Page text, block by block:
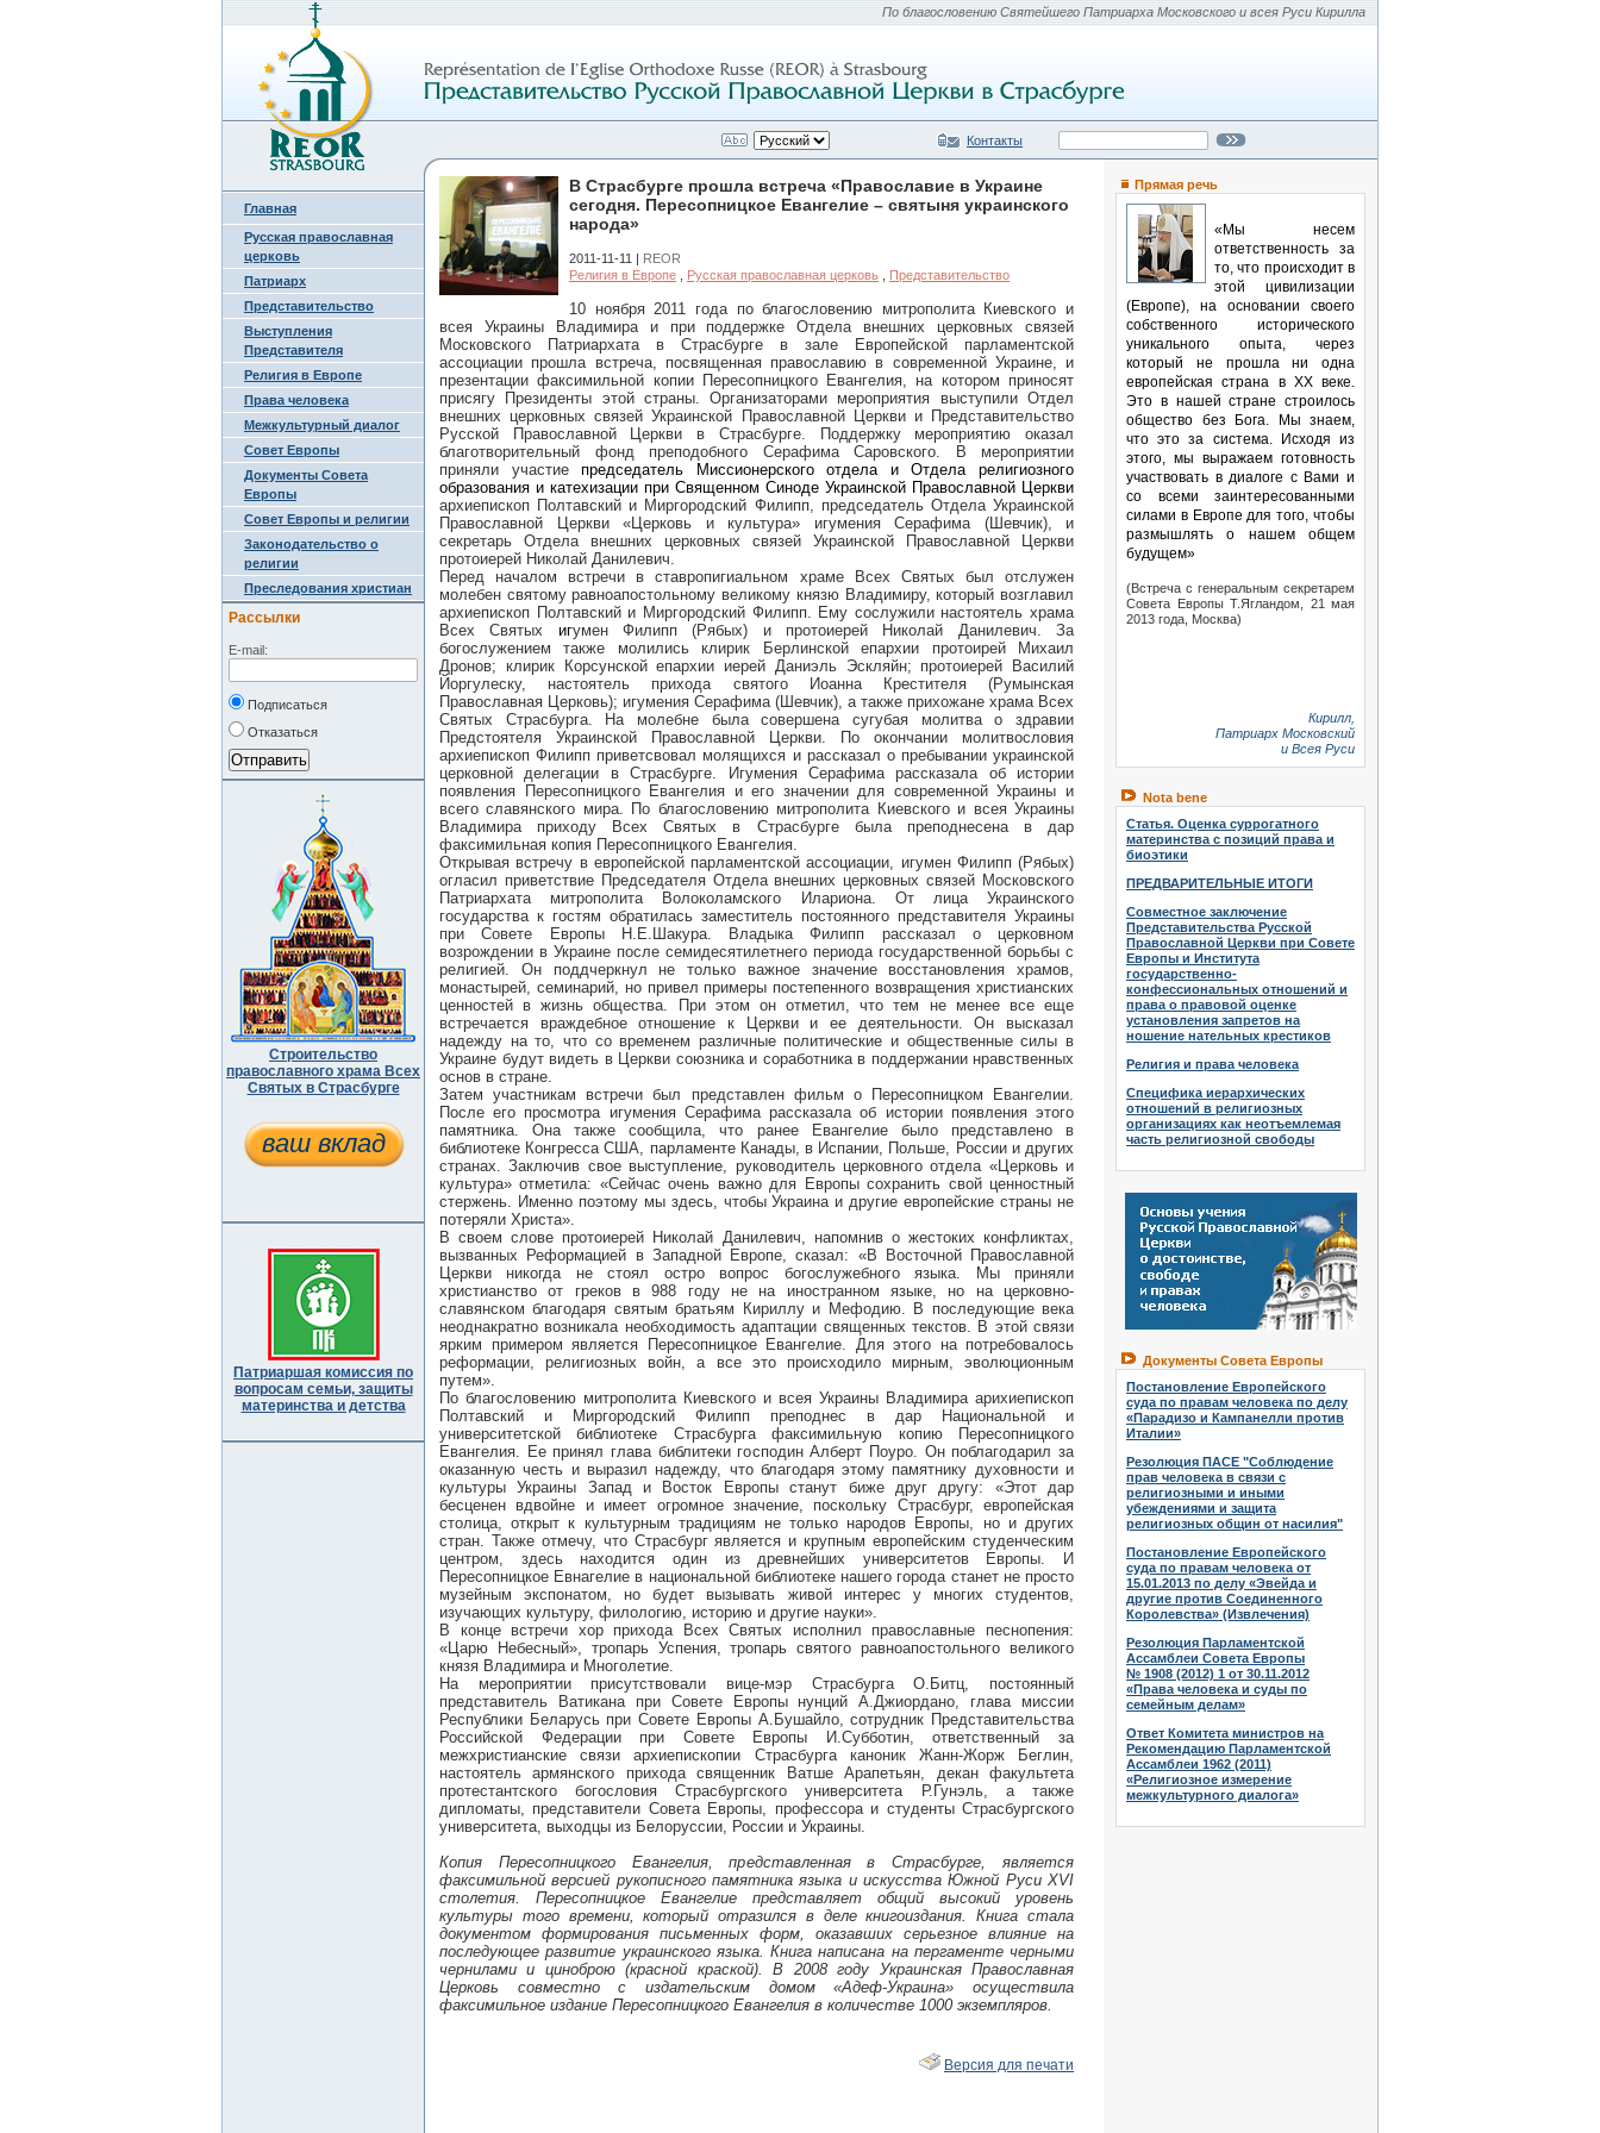
По благословению Святейшего Патриарха Московского и всея Руси Кирилла
Контакты
Главная
Русская православная
церковь
Патриарх
Представительство
Выступления
Представителя
Религия в Европе
Права человека
Межкультурный диалог
Совет Европы
Документы Совета
Европы
Совет Европы и религии
Законодательство о
религии
Преследования христиан
Рассылки
E-mail:
Подписаться
Отказаться
Строительство
православного храма Всех
Святых в Страсбурге
ваш вклад
Патриаршая комиссия по
вопросам семьи, защиты
материнства и детства
В Страсбурге прошла встреча «Православие в Украине
сегодня. Пересопницкое Евангелие – святыня украинского
народа»
2011-11-11 | REOR
Религия в Европе
Русская православная церковь Представительство
10 ноября 2011 года по благословению митрополита Киевского и
всея Украины Владимира и при поддержке Отдела внешних церковных связей
Московского Патриархата в Страсбурге в зале Европейской парламентской
ассоциации прошла встреча, посвященная православию в современной Украине, и
презентации факсимильной копии Пересопницкого Евангелия, на котором приносят
присягу Президенты этой страны. Организаторами мероприятия выступили Отдел
внешних церковных связей Украинской Православной Церкви и Представительство
Русской Православной Церкви в Страсбурге. Поддержку мероприятию оказал
благотворительный фонд преподобного Серафима Саровского. В мероприятии
приняли участиепредседатель Миссионерского отдела и Отдела религиозного
образования и катехизации при Священном Синоде Украинской Православной Церкви
архиепископ Полтавский и Миргородский Филипп, председатель Отдела Украинской
Православной Церкви «Церковь и культура» игумения Серафима (Шевчик), и
секретарь Отдела внешних церковных связей Украинской Православной Церкви
протоиерей Николай Данилевич.
Перед началом встречи в ставропигиальном храме Всех Святых был отслужен
молебен святому равноапостольному великому князю Владимиру, который возглавил
архиепископ Полтавский и Миргородский Филипп. Ему сослужили настоятель храма
Всех Святых игумен Филипп (Рябых) и протоиерей Николай Данилевич. За
богослужением также молились клирик Берлинской епархии протоирей Михаил
Дронов; клирик Корсунской епархии иерей Даниэль Эскляйн; протоиерей Василий
Йоргулеску, настоятель прихода святого Иоанна Крестителя (Румынская
Православная Церковь); игумения Серафима (Шевчик), а также прихожане храма Всех
Святых Страсбурга. На молебне была совершена сугубая молитва о здравии
Предстоятеля Украинской Православной Церкви. По окончании молитвословия
архиепископ Филипп приветсвовал молящихся и рассказал о пребывании украинской
церковной делегации в Страсбурге. Игумения Серафима рассказала об истории
появления Пересопницкого Евангелия и его значении для современной Украины и
всего славянского мира. По благословению митрополита Киевского и всея Украины
Владимира приходу Всех Святых в Страсбурге была преподнесена в дар
факсимильная копия Пересопницкого Евангелия.
Открывая встречу в европейской парламентской ассоциации, игумен Филипп (Рябых)
огласил приветствие Председателя Отдела внешних церковных связей Московского
Патриархата митрополита Волоколамского Илариона. От лица Украинского
государства к гостям обратилась заместитель постоянного представителя Украины
при Совете Европы Н.Е.Шакура. Владыка Филипп рассказал о церковном
возрождении в Украине после семидесятилетнего периода государственной борьбы с
религией. Он поддчеркнул не только важное значение восстановления храмов,
монастырей, семинарий, но привел примеры постепенного возвращения христианских
ценностей в жизнь общества. При этом он отметил, что тем не менее все еще
встречается враждебное отношение к Церкви и ее деятельности. Он высказал
надежду на то, что со временем различные политические и общественные силы в
Украине будут видеть в Церкви союзника и соработника в поддержании нравственных
основ в стране.
Затем участникам встречи был представлен фильм о Пересопницком Евангелии.
После его просмотра игумения Серафима рассказала об истории появления этого
памятника. Она также сообщила, что ранее Евангелие было представлено в
библиотеке Конгресса США, парламенте Канады, в Испании, Польше, России и других
странах. Заключив свое выступление, руководитель церковного отдела «Церковь и
культура» отметила: «Сейчас очень важно для Европы сохранить свой ценностный
стержень. Именно поэтому мы здесь, чтобы Украина и другие европейские страны не
потеряли Христа».
В своем слове протоиерей Николай Данилевич, напомнив о жестоких конфликтах,
вызванных Реформацией в Западной Европе, сказал: «В Восточной Православной
Церкви никогда не стоял остро вопрос богослужебного языка. Мы приняли
христианство от греков в 988 году не на иностранном языке, но на церковно-
славянском благодаря святым братьям Кириллу и Мефодию. В последующие века
неоднакратно возникала необходимость адаптации священных текстов. В этой связи
ярким примером является Пересопницкое Евангелие. Для этого на потребовалось
реформации, религиозных войн, а все это происходило мирным, эволюционным
путем».
По благословению митрополита Киевского и всея Украины Владимира арихиепископ
Полтавский и Миргородский Филипп преподнес в дар Национальной и
университетской библиотеке Страсбурга факсимильную копию Пересопницкого
Евангелия. Ее принял глава библитеки господин Алберт Поуро. Он поблагодарил за
оказанную честь и выразил надежду, что благодаря этому памятнику духовности и
культуры Украины Запад и Восток Европы станут биже друг другу: «Этот дар
бесценен вдвойне и имеет огромное значение, поскольку Страсбург, европейская
столица, открыт к культурным традициям не только народов Европы, но и других
стран. Также отмечу, что Страсбург является и крупным европейским студенческим
центром, здесь находится один из древнейших университетов Европы. И
Пересопницкое Евнагелие в национальной библиотеке нашего города станет не просто
музейным экспонатом, но будет вызывать живой интерес у многих студентов,
изучающих культуру, филологию, историю и другие науки».
В конце встречи хор прихода Всех Святых исполнил православные песнопения:
«Царю Небесный», тропарь Успения, тропарь святого равноапостольного великого
князя Владимира и Многолетие.
На мероприятии присутствовали вице-мэр Страсбурга О.Битц, постоянный
представитель Ватикана при Совете Европы нунций А.Джиордано, глава миссии
Республики Беларусь при Совете Европы А.Бушайло, сотрудник Представительства
Российской Федерации при Совете Европы И.Субботин, ответственный за
межхристианские связи архиепископии Страсбурга каноник Жанн-Жорж Беглин,
настоятель армянского прихода священник Ватше Арапетьян, декан факультета
протестантского богословия Страсбургского университета Р.Гунэль, а также
дипломаты, представители Совета Европы, профессора и студенты Страсбургского
университета, выходцы из Белоруссии, России и Украины.
Копия Пересопницкого Евангелия, представленная в Страсбурге, является
факсимильной версией рукописного памятника языка и искусства Южной Руси XVI
столетия. Пересопницкое Евангелие представляет общий высокий уровень
культуры того времени, который отразился в деле книгоиздания. Книга стала
документом формирования письменных форм, оказавших серьезное влияние на
последующее развитие украинского языка. Книга написана на пергаменте черными
чернилами и циноброю (красной краской). В 2008 году Украинская Православная
Церковь совместно с издательским домом «Адеф-Украина» осуществила
факсимильное издание Пересопницкого Евангелия в количестве 1000 экземпляров.
Версия для печати
Прямая речь
«Мы несем
ответственность за
то, что происходит в
этой цивилизации
(Европе), на основании своего
собственного исторического
уникального опыта, через
который не прошла ни одна
европейская страна в XX веке.
Это в нашей стране строилось
общество без Бога. Мы знаем,
что это за система. Исходя из
этого, мы выражаем готовность
участвовать в диалоге с Вами и
со всеми заинтересованными
силами в Европе для того, чтобы
размышлять о нашем общем
будущем»
(Встреча с генеральным секретарем
Совета Европы Т.Ягландом, 21 мая
2013 года, Москва)
Кирилл,
Патриарх Московский
и Всея Руси
Nota bene
Статья. Оценка суррогатного
материнства с позиций права и
биоэтики
ПРЕДВАРИТЕЛЬНЫЕ ИТОГИ
Совместное заключение
Представительства Русской
Православной Церкви при Совете
Европы и Института
государственно-
конфессиональных отношений и
права о правовой оценке
установления запретов на
ношение нательных крестиков
Религия и права человека
Специфика иерархических
отношений в религиозных
организациях как неотъемлемая
часть религиозной свободы
Документы Совета Европы
Постановление Европейского
суда по правам человека по делу
«Парадизо и Кампанелли против
Италии»
Резолюция ПАСЕ "Соблюдение
прав человека в связи с
религиозными и иными
убеждениями и защита
религиозных общин от насилия"
Постановление Европейского
суда по правам человека от
15.01.2013 по делу «Эвейда и
другие против Соединенного
Королевства» (Извлечения)
Резолюция Парламентской
Ассамблеи Совета Европы
№ 1908 (2012) 1 от 30.11.2012
«Права человека и суды по
семейным делам»
Ответ Комитета министров на
Рекомендацию Парламентской
Ассамблеи 1962 (2011)
«Религиозное измерение
межкультурного диалога»